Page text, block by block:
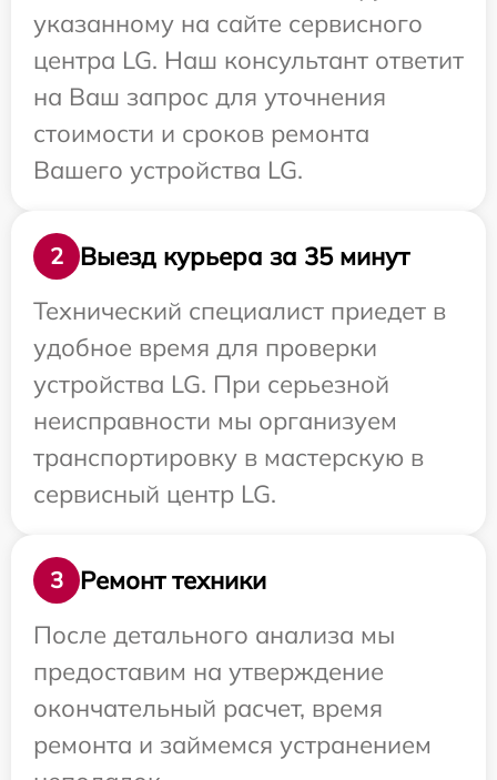
указанному на сайте сервисного
центра LG. Наш консультант ответит
на Ваш запрос для уточнения
стоимости и сроков ремонта
Вашего устройства LG.
2
Выезд курьера за 35 минут
Технический специалист приедет в
удобное время для проверки
устройства LG. При серьезной
неисправности мы организуем
транспортировку в мастерскую в
сервисный центр LG.
3
Ремонт техники
После детального анализа мы
предоставим на утверждение
окончательный расчет, время
ремонта и займемся устранением